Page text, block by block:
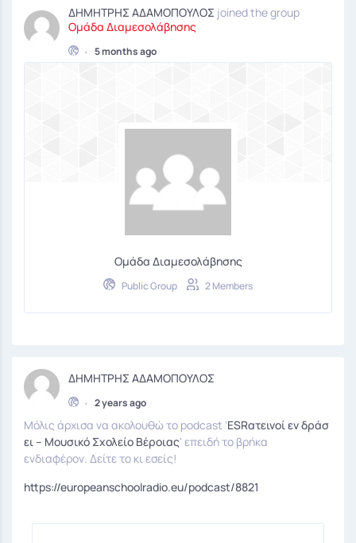
ΔΗΜΗΤΡΗΣ ΑΔΑΜΟΠΟΥΛΟΣ joined the group
Ομάδα Διαμεσολάβησης
• 5 months ago
Ομάδα Διαμεσολάβησης
Public Group 2 Members
ΔΗΜΗΤΡΗΣ ΑΔΑΜΟΠΟΥΛΟΣ
• 2 years ago
Μόλις άρχισα να ακολουθώ το podcast ‘ESRατεινοί εν δράσ
ει – Μουσικό Σχολείο Βέροιας‘ επειδή το βρήκα
ενδιαφέρον. Δείτε το κι εσείς!
https://europeanschoolradio.eu/podcast/8821